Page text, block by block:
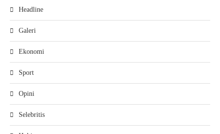
Headline
Galeri
Ekonomi
Sport
Opini
Selebritis